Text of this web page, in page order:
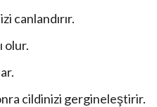
canlandırır.
olur.
cildinizi gergineleştirir.